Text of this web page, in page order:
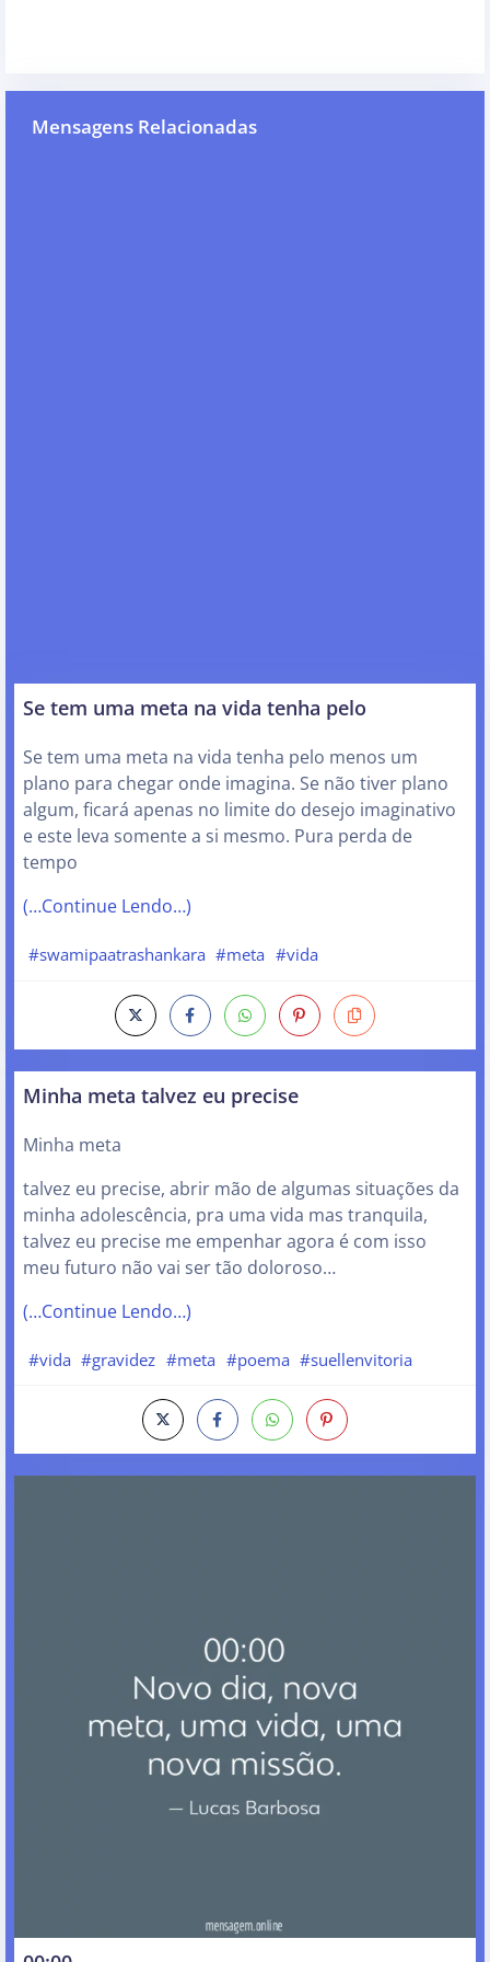
Mensagens Relacionadas
Se tem uma meta na vida tenha pelo
Se tem uma meta na vida tenha pelo menos um
plano para chegar onde imagina. Se não tiver plano
algum, ficará apenas no limite do desejo imaginativo
e este leva somente a si mesmo. Pura perda de
tempo
(…Continue Lendo…)
#swamipaatrashankara #meta #vida
Minha meta talvez eu precise
Minha meta
talvez eu precise, abrir mão de algumas situações da
minha adolescência, pra uma vida mas tranquila,
talvez eu precise me empenhar agora é com isso
meu futuro não vai ser tão doloroso…
(…Continue Lendo…)
#vida #gravidez #meta #poema #suellenvitoria